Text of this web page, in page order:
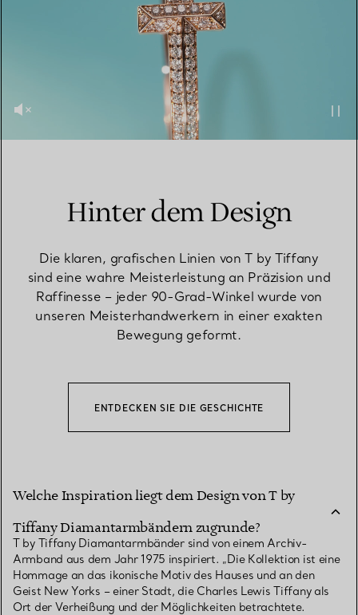
Hinter dem Design
Die klaren, grafischen Linien von T by Tiffany
sind eine wahre Meisterleistung an Präzision und
Raffinesse – jeder 90-Grad-Winkel wurde von
unseren Meisterhandwerkern in einer exakten
Bewegung geformt.
ENTDECKEN SIE DIE GESCHICHTE
Welche Inspiration liegt dem Design von T by
Tiffany Diamantarmbändern zugrunde?
T by Tiffany Diamantarmbänder sind von einem Archiv-
Armband aus dem Jahr 1975 inspiriert. „Die Kollektion ist eine
Hommage an das ikonische Motiv des Hauses und an den
Geist New Yorks – einer Stadt, die Charles Lewis Tiffany als
Ort der Verheißung und der Möglichkeiten betrachtete.